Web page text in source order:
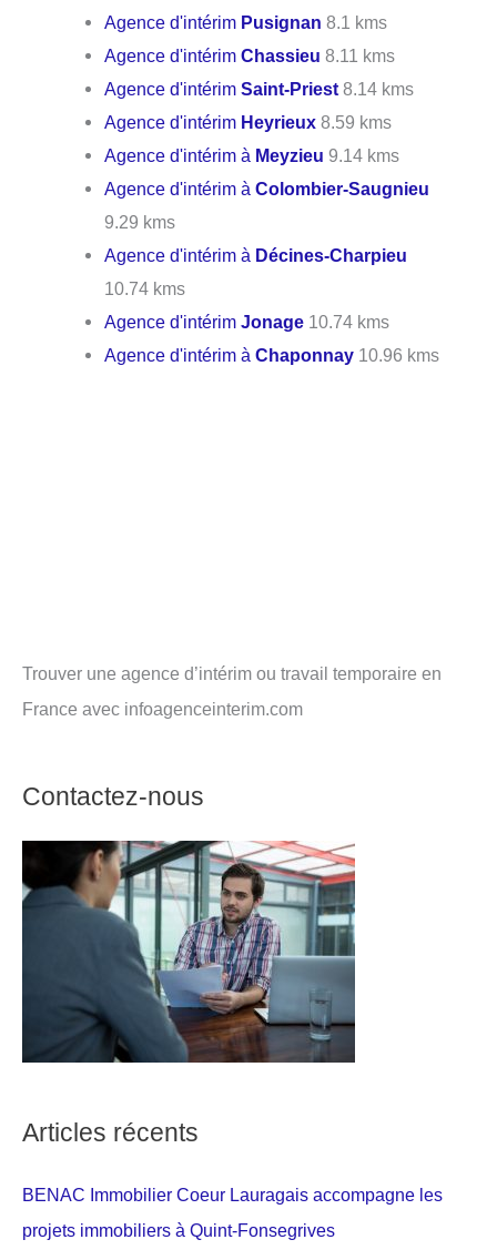
Agence d'intérim Pusignan 8.1 kms
Agence d'intérimChassieu 8.11 kms
Agence d'intérimSaint-Priest 8.14 kms
Agence d'intérim Heyrieux 8.59 kms
Agence d'intérim à Meyzieu 9.14 kms
Agence d'intérim àColombier-Saugnieu
9.29 kms
Agence d'intérim à Décines-Charpieu
10.74 kms
Agence d'intérimJonage 10.74 kms
Agence d'intérim àChaponnay 10.96 kms
Trouver une agence d’intérim ou travail temporaire en
France avec infoagenceinterim.com
Contactez-nous
Articles récents
BENAC Immobilier Coeur Lauragais accompagne les
projets immobiliers à Quint-Fonsegrives